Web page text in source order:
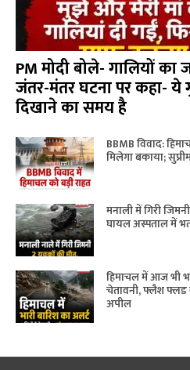
PM मोदी बोले- गालियों का
जंतर-मंतर घटना पर कहा- ये
दिखाने का समय है
BBMB विवाद:
मिलेगा बकाया;
मनाली में गिरी
घायल अस्पताल में
हिमाचल में आज भी
चेतावनी, फ्लैश फ्लड
अपील